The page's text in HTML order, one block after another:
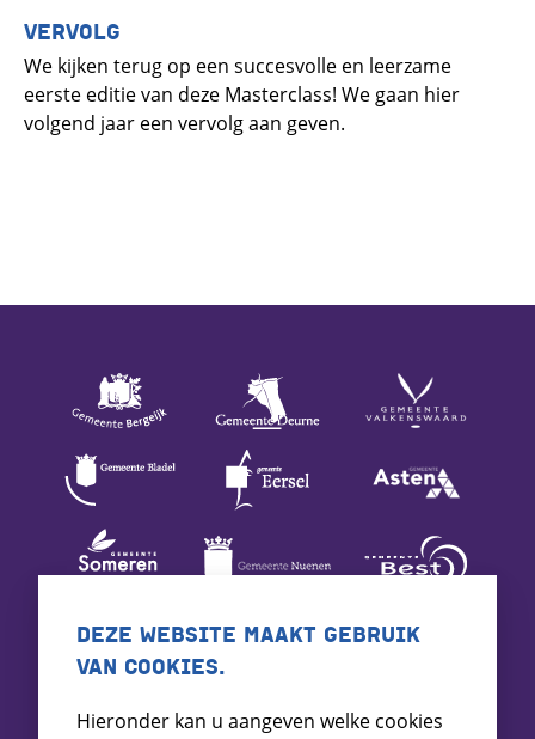
VERVOLG
We kijken terug op een succesvolle en leerzame
eerste editie van deze Masterclass! We gaan hier
volgend jaar een vervolg aan geven.
DEZE WEBSITE MAAKT GEBRUIK
VAN COOKIES.
Hieronder kan u aangeven welke cookies